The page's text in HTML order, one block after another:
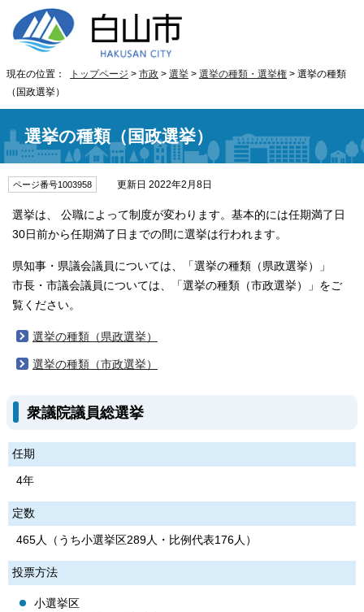
現在の位置： トップページ > 市政 > 選挙 > 選挙の種類・選挙権 > 選挙の種類
（国政選挙）
選挙の種類（国政選挙）
ページ番号1003958 更新日 2022年2月8日
選挙は、 公職によって制度が変わります。基本的には任期満了日
30日前から任期満了日までの間に選挙は行われます。
県知事・県議会議員については、「選挙の種類（県政選挙）」
市長・市議会議員については、「選挙の種類（市政選挙）」をご
覧ください。
選挙の種類（県政選挙）
選挙の種類（市政選挙）
衆議院議員総選挙
任期
4年
定数
465人（うち小選挙区289人・比例代表176人）
投票方法
小選挙区